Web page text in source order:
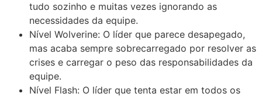
tudo sozinho e muitas vezes ignorando as
necessidades da equipe.
Nível Wolverine: O líder que parece desapegado,
mas acaba sempre sobrecarregado por resolver as
crises e carregar o peso das responsabilidades da
equipe.
Nível Flash: O líder que tenta estar em todos os